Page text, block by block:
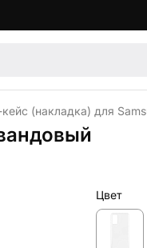
(накладка) для
Цвет